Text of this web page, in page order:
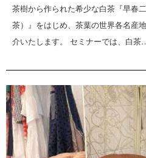
茶樹から作られた希少な白茶『早春
茶）』をはじめ、茶葉の世界各名産
介いたします。 セミナーでは、白茶